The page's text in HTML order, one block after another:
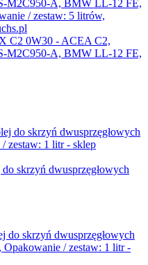
C2 0W30 - ACEA C2,
M2C950-A, BMW LL-12 FE,
skrzyń dwusprzęgłowych